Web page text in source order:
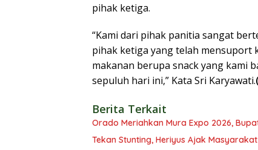
pihak ketiga.
“Kami dari pihak panitia sangat
pihak ketiga yang telah mensuport
makanan berupa snack yang kami
sepuluh hari ini,” Kata Sri Karyawati.
Berita Terkait
Orado Meriahkan Mura Expo 2026,
Tekan Stunting, Heriyus Ajak